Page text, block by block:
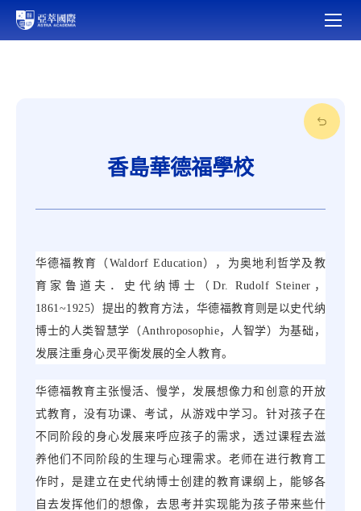
香島華德福學校
华德福教育（ Waldorf Education）， 为奥地利哲学及教
育家鲁道夫．史代纳博士（Dr. Rudolf Steiner ，
1861~1925）提出的教育方法，华德福教育则是以史代纳
博士的人类智慧学（ Anthroposophie，人智学）为基础，
发展注重身心灵平衡发展的全人教育。
华德福教育主张慢活、慢学，发展想像力和创意的开放
式教育，没有功课、考试，从游戏中学习。针对孩子在
不同阶段的身心发展来呼应孩子的需求，透过课程去滋
养他们不同阶段的生理与心理需求。老师在进行教育工
作时，是建立在史代纳博士创建的教育课纲上，能够各
自去发挥他们的想像，去思考并实现能为孩子带来些什